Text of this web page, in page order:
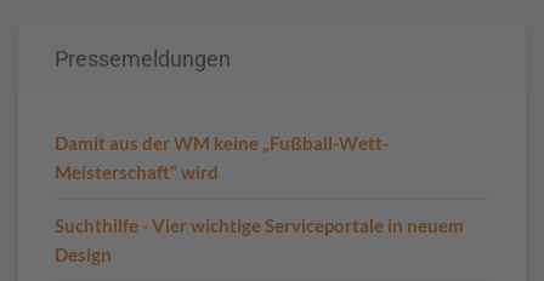
Pressemeldungen
Damit aus der WM keine „Fußball-Wett-
Meisterschaft“ wird
Suchthilfe - Vier wichtige Serviceportale in neuem
Design